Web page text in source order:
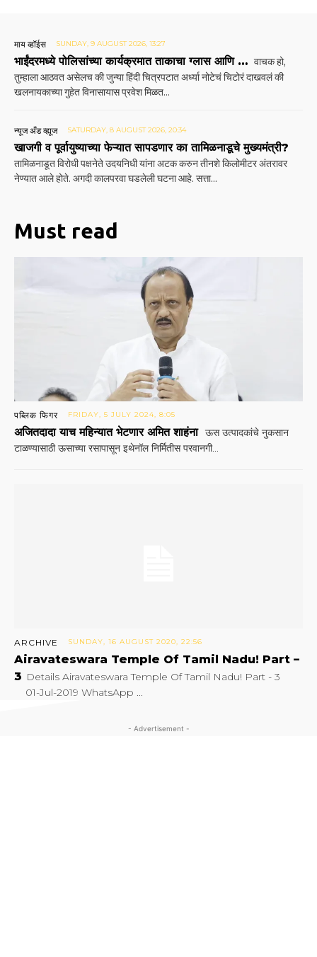
माय व्हॉईस SUNDAY, 9 AUGUST 2026, 13:27
भाईंदरमध्ये पोलिसांच्या कार्यक्रमात ताकाचा ग्लास आणि … वाचक हो,
तुम्हाला आठवत असेलच की जुन्या हिंदी चित्रपटात अर्ध्या नोटेचं चिटोरं दाखवलं की
खलनायकाच्या गुहेत विनासायास प्रवेश मिळत...
न्यूज अँड व्ह्यूज SATURDAY, 8 AUGUST 2026, 20:34
खाजगी व पूर्वायुष्याच्या फेऱ्यात सापडणार का तामिळनाडूचे मुख्यमंत्री?
तामिळनाडूत विरोधी पक्षनेते उदयनिधी यांना अटक करुन तीनशे किलोमीटर अंतरावर
नेण्यात आले होते. अगदी कालपरवा घडलेली घटना आहे. सत्ता...
Must read
पब्लिक फिगर FRIDAY, 5 JULY 2024, 8:05
अजितदादा याच महिन्यात भेटणार अमित शाहंना ऊस उत्पादकांचे नुकसान
टाळण्यासाठी ऊसाच्या रसापासून इथेनॉल निर्मितीस परवानगी...
ARCHIVE SUNDAY, 16 AUGUST 2020, 22:56
Airavateswara Temple Of Tamil Nadu! Part –
3 Details Airavateswara Temple Of Tamil Nadu! Part - 3
01-Jul-2019 WhatsApp ...
- Advertisement -